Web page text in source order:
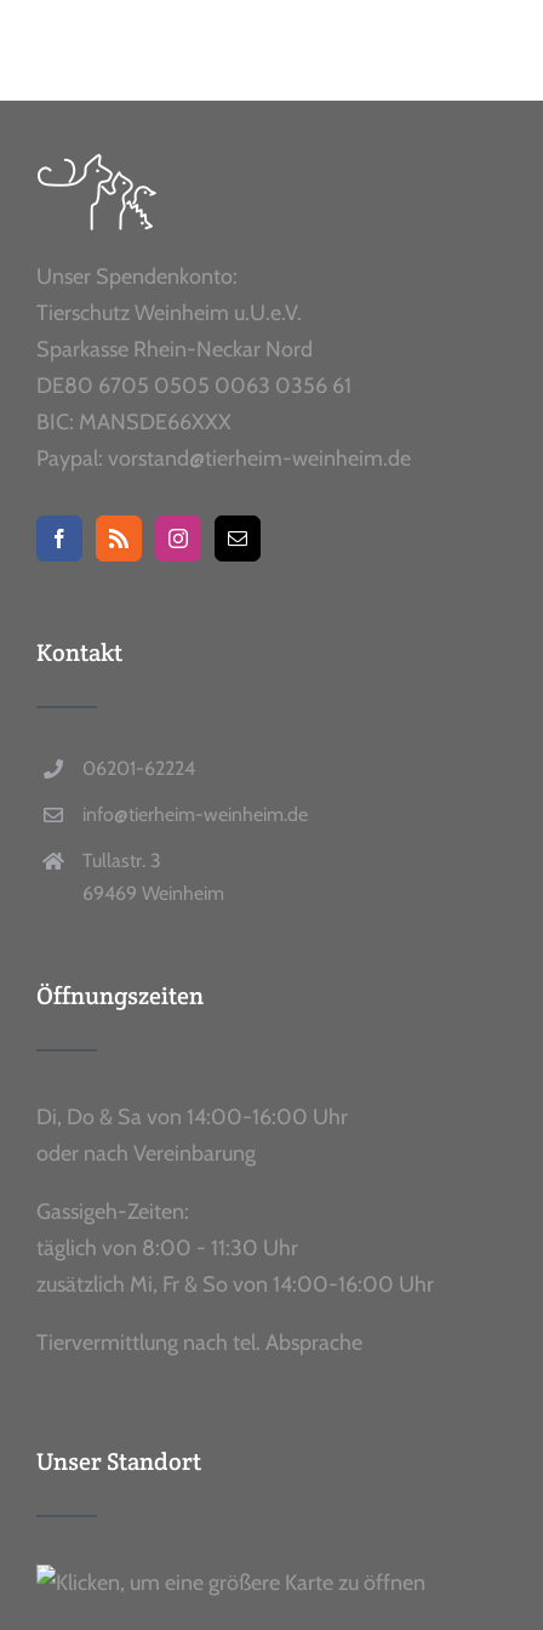
Unser Spendenkonto:
Tierschutz Weinheim u.U.e.V.
Sparkasse Rhein-Neckar Nord
DE80 6705 0505 0063 0356 61
BIC: MANSDE66XXX
Paypal: vorstand@tierheim-weinheim.de
Kontakt
06201-62224
info@tierheim-weinheim.de
Tullastr. 3
69469 Weinheim
Öffnungszeiten
Di, Do & Sa von 14:00-16:00 Uhr
oder nach Vereinbarung
Gassigeh-Zeiten:
täglich von 8:00 - 11:30 Uhr
zusätzlich Mi, Fr & So von 14:00-16:00 Uhr
Tiervermittlung nach tel. Absprache
Unser Standort